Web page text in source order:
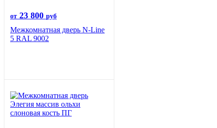
от 23 800 руб
Межкомнатная дверь N-Line
5 RAL 9002